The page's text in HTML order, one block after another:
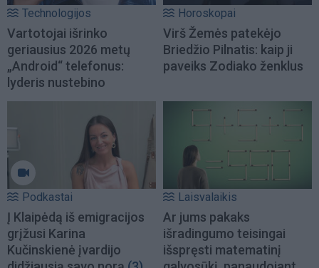
Technologijos
Vartotojai išrinko
geriausius 2026 metų
„Android“ telefonus:
lyderis nustebino
Horoskopai
Virš Žemės patekėjo
Briedžio Pilnatis: kaip ji
paveiks Zodiako ženklus
Podkastai
Į Klaipėdą iš emigracijos
grįžusi Karina
Kučinskienė įvardijo
Laisvalaikis
Ar jums pakaks
išradingumo teisingai
išspręsti matematinį